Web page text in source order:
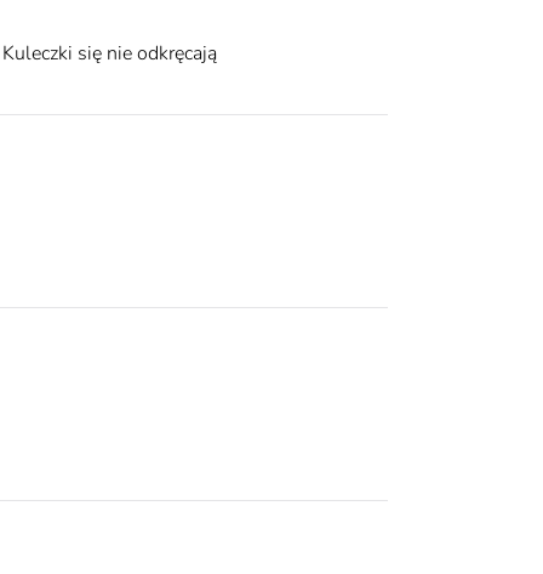
się nie odkręcają